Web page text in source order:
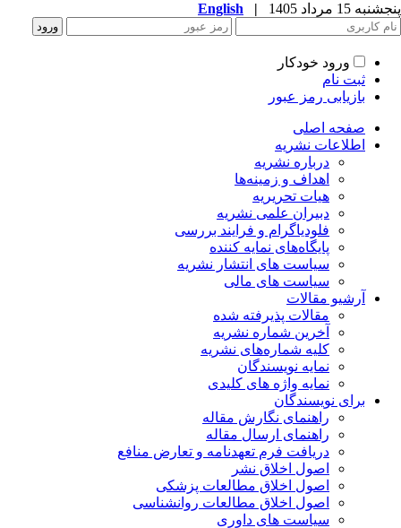
15 مرداد 1405 |
English
ورود خودکار
ثبت نام
بازیابی رمز عبور
صفحه اصلی
اطلاعات نشریه
درباره نشریه
اهداف و زمینه‌ها
هیات تحریریه
دبیران علمی نشریه
فلودیاگرام و فرایند بررسی
پایگاه‌های نمایه کننده
سیاست های انتشار نشریه
سیاست های مالی
آرشیو مقالات
مقالات پذیرفته شده
آخرین شماره نشریه
کلیه شماره‌های نشریه
نمایه نویسندگان
نمایه واژه های کلیدی
برای نویسندگان
راهنمای نگارش مقاله
راهنمای ارسال مقاله
دریافت فرم تعهدنامه و تعارض منافع
اصول اخلاق نشر
اصول اخلاق مطالعات پزشکی
اصول اخلاق مطالعات روانشناسی
سیاست های داوری